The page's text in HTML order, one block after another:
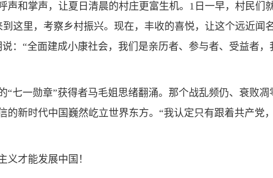
声和掌声，让夏日清晨的村庄更富生机。1日一早，村民们
这里，考察乡村振兴。现在，丰收的喜悦，让这个远近闻
：“全面建成小康社会，我们是亲历者、参与者、受益者，
“七一勋章”获得者马毛姐思绪翻涌。那个战乱频仍、衰败凋
的新时代中国巍然屹立世界东方。“我认定只有跟着共产党
义才能发展中国！